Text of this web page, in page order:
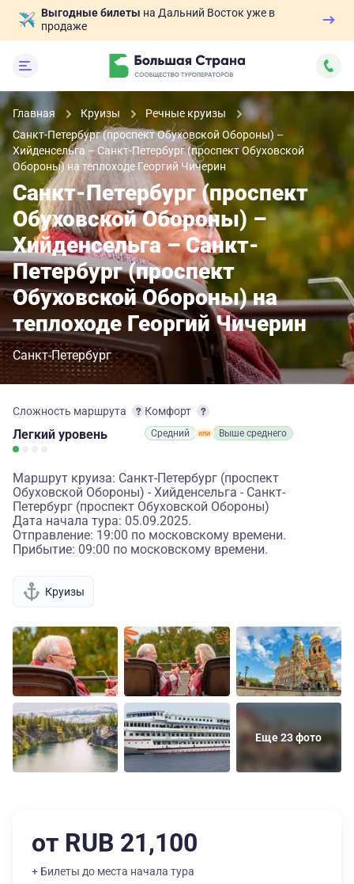
Выгодные билеты на Дальний Восток уже в
продаже
Главная Круизы
Речные круизы
Санкт-Петербург (проспект Обуховской Обороны) –
Хийденсельга – Санкт-Петербург (проспект Обуховской
Обороны) на теплоходе Георгий Чичерин
Санкт-Петербург (проспект
Обуховской Обороны) –
Хийденсельга – Санкт-
Петербург (проспект
Обуховской Обороны) на
теплоходе Георгий Чичерин
Санкт-Петербург
Сложность маршрута
Легкий уровень
Комфорт
Средний Выше среднего
Маршрут круиза: Санкт-Петербург (проспект
Обуховской Обороны) - Хийденсельга - Санкт-
Петербург (проспект Обуховской Обороны)
Дата начала тура: 05.09.2025.
Отправление: 19:00 по московскому времени.
Прибытие: 09:00 по московскому времени.
Круизы
Еще 23 фото
от RUB 21,100
+ Билеты до места начала тура